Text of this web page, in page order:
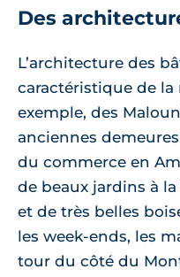
Des
L’architecture des
caractéristique de la
exemple, des
anciennes
du commerce en
de beaux jardins à
et de très belles
les week-ends, les
tour du côté du